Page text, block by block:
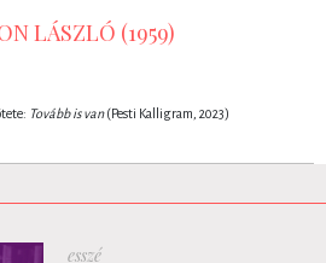
LÁSZLÓ (1959)
Tovább is van(Pesti Kalligram, 2023)
esszé